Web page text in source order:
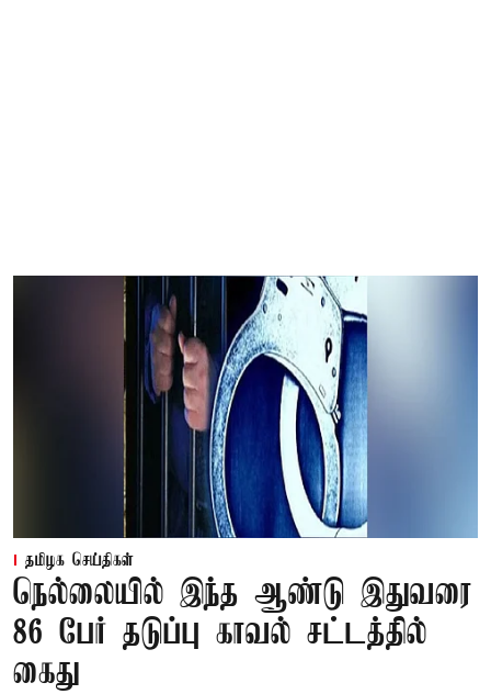
தமிழக செய்திகள்
நெல்லையில் இந்த ஆண்டு இதுவரை
86 பேர் தடுப்பு காவல் சட்டத்தில்
கைது